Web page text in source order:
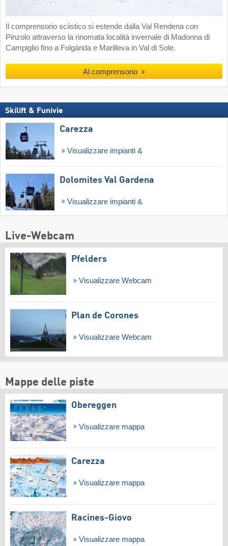
Il comprensorio sciistico si estende dalla Val Rendena con
Pinzolo attraverso la rinomata località invernale di Madonna di
Campiglio fino a Folgàrida e Marilleva in Val di Sole.
Al comprensorio
Skilift & Funivie
Carezza
Visualizzare impianti &
Dolomites Val Gardena
Visualizzare impianti &
Live-Webcam
Pfelders
Visualizzare Webcam
Plan de Corones
Visualizzare Webcam
Mappe delle piste
Obereggen
Visualizzare mappa
Carezza
Visualizzare mappa
Racines-Giovo
Visualizzare mappa